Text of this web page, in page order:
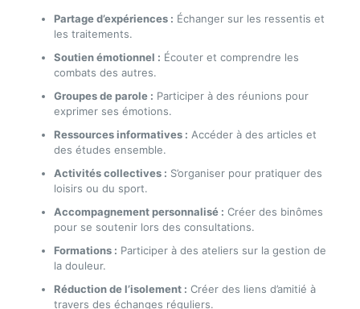
Partage d’expériences : Échanger sur les ressentis et
les traitements.
Soutien émotionnel : Écouter et comprendre les
combats des autres.
Groupes de parole : Participer à des réunions pour
exprimer ses émotions.
Ressources informatives : Accéder à des articles et
des études ensemble.
Activités collectives : S’organiser pour pratiquer des
loisirs ou du sport.
Accompagnement personnalisé : Créer des binômes
pour se soutenir lors des consultations.
Formations : Participer à des ateliers sur la gestion de
la douleur.
Réduction de l’isolement : Créer des liens d’amitié à
travers des échanges réguliers.